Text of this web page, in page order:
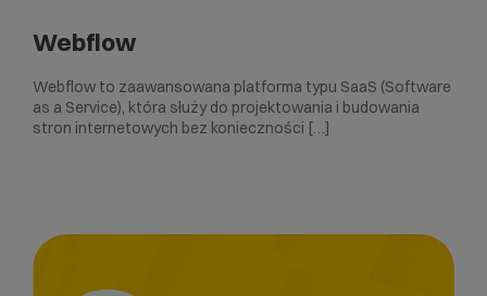
Webflow
Webflow to zaawansowana platforma typu SaaS (Software
as a Service), która służy do projektowania i budowania
stron internetowych bez konieczności […]